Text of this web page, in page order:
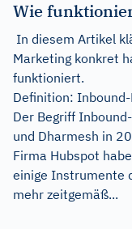
Wie
In diesem Artikel
Marketing konkret
funktioniert.
Definition:
Der Begriff
und Dharmesh in
Firma Hubspot
einige Instrumente
mehr zeitgemäß...